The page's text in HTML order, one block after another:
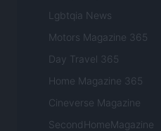
Lgbtqia News
Motors Magazine 365
Day Travel 365
Home Magazine 365
Cineverse Magazine
SecondHomeMagazine